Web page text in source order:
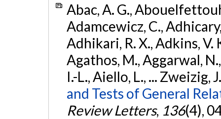
Abac, A. G.,
Adamcewicz, C.,
Adhikari, R. X., Adkins, V.
Agathos, M., Aggarwal,
I.-L., Aiello, L., ... Zweizig,
and Tests of General
Review Letters, 136(4),